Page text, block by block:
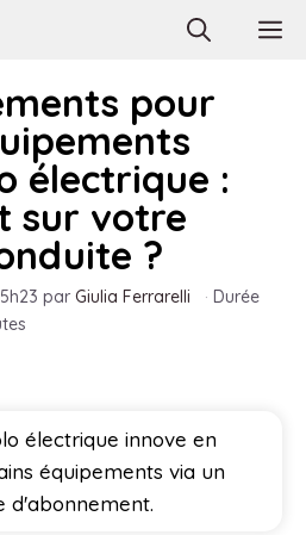
pour
électrique :
sur votre
?
par Giulia Ferrarelli · Durée
électrique innove en
équipements via un
d'abonnement.